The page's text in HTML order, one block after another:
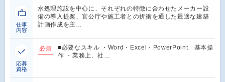
仕事
内容
水処理施設を中心に、それぞれの特徴に合わせたメーカー設
備の導入提案、官公庁や施工者との折衝を通した最適な建築
計画作成を主…
応募
資格
必須
■必要なスキル ・Word・Excel・PowerPoint 基本操
作 ・業務上、社…